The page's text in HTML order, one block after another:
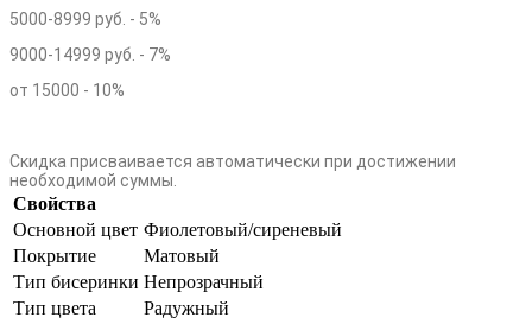
5000-8999 руб. - 5%
9000-14999 руб. - 7%
от 15000 - 10%
Скидка присваивается автоматически при достижении
необходимой суммы.
Свойства
Основной цвет Фиолетовый/сиреневый
Покрытие
Матовый
Тип бисеринки Непрозрачный
Тип цвета
Радужный